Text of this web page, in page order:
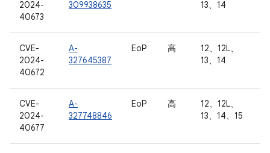
2024-
40673
309938635 13、14
CVE-
2024-
40672
A-
327645387
EoP 高
12、12L、
13、14
CVE-
2024-
40677
A-
327748846
EoP 高
12、12L、
13、14、15